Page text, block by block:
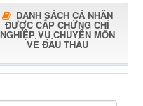
DANH SÁCH CÁ NHÂN
ĐƯỢC CẤP CHỨNG CHỈ
NGHIỆP VỤ CHUYÊN MÔN
VỀ ĐẤU THẦU